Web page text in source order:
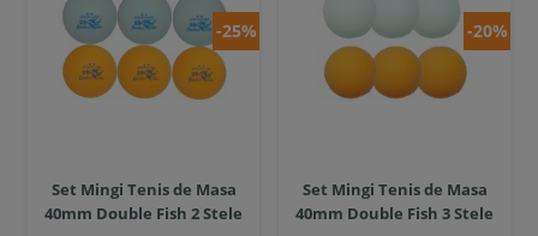
-25%
Set Mingi Tenis de Masa
40mm Double Fish 2 Stele
-20%
Set Mingi Tenis de Masa
40mm Double Fish 3 Stele